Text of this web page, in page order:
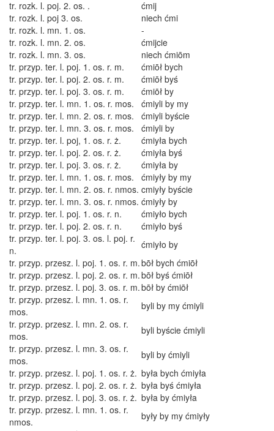
tr. rozk. l. poj. 2. os. .
ćmij
tr. rozk. l. poj 3. os.
niech ćmi
tr. rozk. l. mn. 1. os.
-
tr. rozk. l. mn. 2. os.
ćmijcie
tr. rozk. l. mn. 3. os.
niech ćmiōm
tr. przyp. ter. l. poj. 1. os. r. m.
ćmiōł bych
tr. przyp. ter. l. poj. 2. os. r. m.
ćmiōł byś
tr. przyp. ter. l. poj. 3. os. r. m.
ćmiōł by
tr. przyp. ter. l. mn. 1. os. r. mos.
ćmiyli by my
tr. przyp. ter. l. mn. 2. os. r. mos.
ćmiyli byście
tr. przyp. ter. l. mn. 3. os. r. mos.
ćmiyli by
tr. przyp. ter. l. poj, 1. os. r. ż.
ćmiyła bych
tr. przyp. ter. l. poj. 2. os. r. ż.
ćmiyła byś
tr. przyp. ter. l. poj. 3. os. r. ż.
ćmiyła by
tr. przyp. ter. l. mn. 1. os. r. mos.
ćmiyły by my
tr. przyp. ter. l. mn. 2. os. r. nmos. cmiyły byście
tr. przyp. ter. l. mn. 3. os. r. nmos. ćmiyły by
tr. przyp. ter. l. poj. 1. os. r. n.
ćmiyło bych
tr. przyp. ter. l. poj. 2. os. r. n.
ćmiyło byś
tr. przyp. ter. l. poj. 3. os. l. poj. r.
n.
ćmiyło by
tr. przyp. przesz. l. poj. 1. os. r. m.bōł bych ćmiōł
tr. przyp. przesz. l. poj. 2. os. r. m.bōł byś ćmiōł
tr. przyp. przesz. l. poj. 3. os. r. m.bōł by ćmiōł
tr. przyp. przesz. l. mn. 1. os. r.
mos.
byli by my ćmiyli
tr. przyp. przesz. l. mn. 2. os. r.
mos.
byli byście ćmiyli
tr. przyp. przesz. l. mn. 3. os. r.
mos.
byli by ćmiyli
tr. przyp. przesz. l. poj. 1. os. r. ż. była bych ćmiyła
tr. przyp. przesz. l. poj. 2. os. r. ż. była byś ćmiyła
tr. przyp. przesz. l. poj. 3. os. r. ż. była by ćmiyła
tr. przyp. przesz. l. mn. 1. os. r.
nmos.
były by my ćmiyły